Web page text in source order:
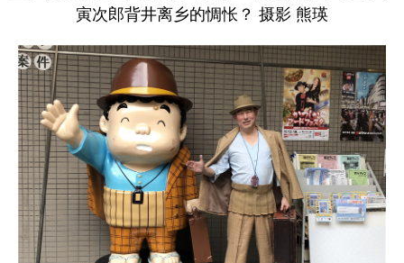
寅次郎背井离乡的惆怅？ 摄影 熊瑛